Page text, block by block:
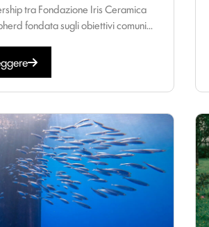
tra Fondazione Iris Ceramica
fondata sugli obiettivi comuni...